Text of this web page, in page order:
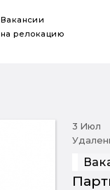
Вакансии
на релокацию
3 Июл